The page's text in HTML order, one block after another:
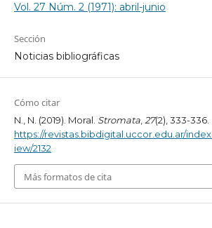
Vol. 27 Núm. 2 (1971): abril-junio
Sección
Noticias bibliográficas
Cómo citar
N., N. (2019). Moral. Stromata,27(2), 333-336.
https://revistas.bibdigital.uccor.edu.ar/
iew/2132
Más formatos de cita